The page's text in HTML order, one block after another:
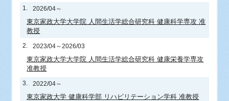
1. 2026/04～
東京家政大学大学院 人間生活学総合研究科 健康科学専攻 准
教授
2. 2023/04～2026/03
東京家政大学大学院 人間生活学総合研究科 健康栄養学専攻
准教授
3. 2022/04～
東京家政大学 健康科学部 リハビリテーション学科 准教授